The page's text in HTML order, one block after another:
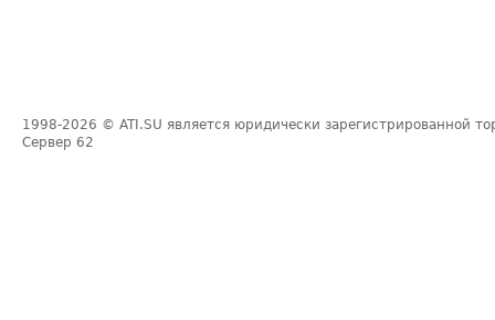
1998-2026 © ATI.SU является юридически зарегистрированной
Сервер 62